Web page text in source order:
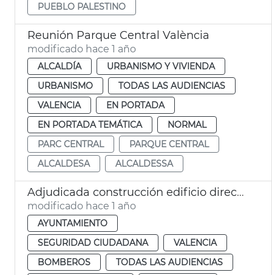
PUEBLO PALESTINO
Reunión Parque Central València
modificado hace 1 año
ALCALDÍA
URBANISMO Y VIVIENDA
URBANISMO
TODAS LAS AUDIENCIAS
VALENCIA
EN PORTADA
EN PORTADA TEMÁTICA
NORMAL
PARC CENTRAL
PARQUE CENTRAL
ALCALDESA
ALCALDESSA
Adjudicada construcción edificio dirección bomberos València
modificado hace 1 año
AYUNTAMIENTO
SEGURIDAD CIUDADANA
VALENCIA
BOMBEROS
TODAS LAS AUDIENCIAS